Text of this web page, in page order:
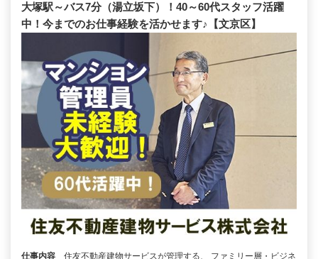
大塚駅～バス7分（湯立坂下）！40～60代スタッフ活躍
中！今までのお仕事経験を活かせます♪【文京区】
仕事内容 住友不動産建物サービスが管理する、 ファミリー層・ビジネ